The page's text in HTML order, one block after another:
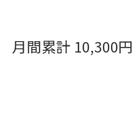
月間累計 10,300円